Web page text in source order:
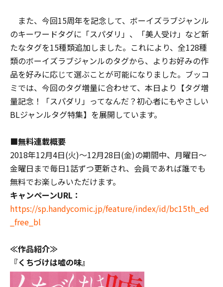
また、今回15周年を記念して、ボーイズラブジャンル
のキーワードタグに「スパダリ」、「美人受け」など新
たなタグを15種類追加しました。これにより、全128種
類のボーイズラブジャンルのタグから、よりお好みの作
品を好みに応じて選ぶことが可能になりました。ブッコ
ミでは、今回のタグ増量に合わせて、本日より【タグ増
量記念！「スパダリ」ってなんだ？初心者にもやさしい
BLジャンルタグ特集】を展開しています。
■無料連載概要
2018年12月4日(火)～12月28日(金)の期間中、月曜日～
金曜日まで毎日1話ずつ更新され、会員であれば誰でも
無料でお楽しみいただけます。
キャンペーンURL ：
https://sp.handycomic.jp/feature/index/id/bc15th_ed
_free_bl
≪作品紹介≫
『くちづけは嘘の味』